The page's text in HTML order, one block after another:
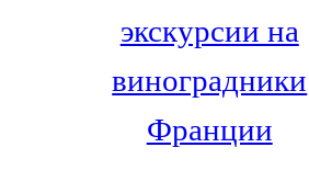
экскурсии на
виноградники
Франции